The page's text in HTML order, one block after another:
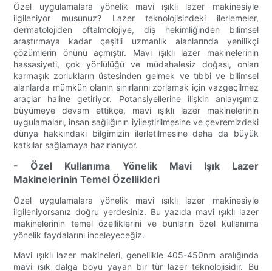
Özel uygulamalara yönelik mavi ışıklı lazer makinesiyle
ilgileniyor musunuz? Lazer teknolojisindeki ilerlemeler,
dermatolojiden oftalmolojiye, diş hekimliğinden bilimsel
araştırmaya kadar çeşitli uzmanlık alanlarında yenilikçi
çözümlerin önünü açmıştır. Mavi ışıklı lazer makinelerinin
hassasiyeti, çok yönlülüğü ve müdahalesiz doğası, onları
karmaşık zorlukların üstesinden gelmek ve tıbbi ve bilimsel
alanlarda mümkün olanın sınırlarını zorlamak için vazgeçilmez
araçlar haline getiriyor. Potansiyellerine ilişkin anlayışımız
büyümeye devam ettikçe, mavi ışıklı lazer makinelerinin
uygulamaları, insan sağlığının iyileştirilmesine ve çevremizdeki
dünya hakkındaki bilgimizin ilerletilmesine daha da büyük
katkılar sağlamaya hazırlanıyor.
- Özel Kullanıma Yönelik Mavi Işık Lazer
Makinelerinin Temel Özellikleri
Özel uygulamalara yönelik mavi ışıklı lazer makinesiyle
ilgileniyorsanız doğru yerdesiniz. Bu yazıda mavi ışıklı lazer
makinelerinin temel özelliklerini ve bunların özel kullanıma
yönelik faydalarını inceleyeceğiz.
Mavi ışıklı lazer makineleri, genellikle 405-450nm aralığında
mavi ışık dalga boyu yayan bir tür lazer teknolojisidir. Bu